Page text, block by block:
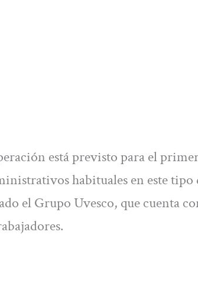
está previsto para el
habituales en este tipo
el Grupo Uvesco, que cuenta